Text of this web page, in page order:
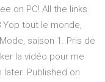
on PC! All the links
tout le monde,
saison 1. Pris de
la vidéo pour me
later. Published on